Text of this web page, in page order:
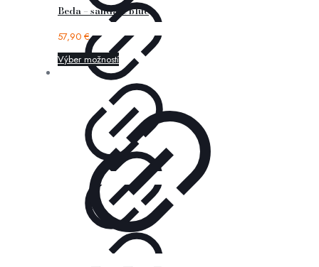
Beda – sandále blue
57,90 €
Výber možností